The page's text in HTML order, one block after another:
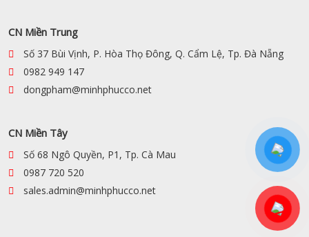
CN Miền Trung
Số 37 Bùi Vịnh, P. Hòa Thọ Đông, Q. Cẩm Lệ, Tp. Đà Nẵng
0982 949 147
dongpham@minhphucco.net
CN Miền Tây
Số 68 Ngô Quyền, P1, Tp. Cà Mau
0987 720 520
sales.admin@minhphucco.net